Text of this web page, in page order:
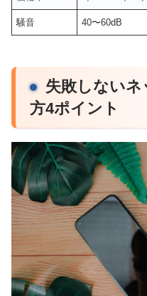
騒音 40〜60dB
失敗しない
方4ポイント